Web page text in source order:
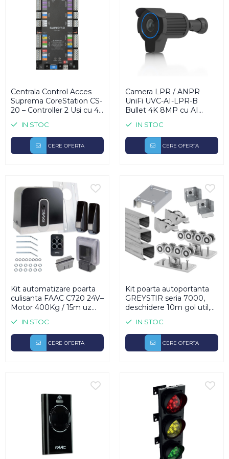
Centrala Control Acces
Suprema CoreStation CS-
20 – Controller 2 Usi cu 4
OSDP V2, Wiegand, AUX
Fire, 500.000 Utilizatori,
TLS 1.2, BioStar X | Birouri,
Spitale si Facilitati fa
IN STOC
CERE OFERTA
Camera LPR / ANPR
UniFi UVC-AI-LPR-B
Bullet 4K 8MP cu AI
Numere Inmatriculare
Reflective si Non-
Reflective Noaptea,
Zoom Optic 3x, IR 15m,
IN STOC
CERE OFERTA
Kit automatizare poarta
culisanta FAAC C720 24V–
Motor 400Kg / 15m uz
strivire, receptor 433MHz,
telecomanda 4 canale,
fotocelule, lampa LED
IN STOC
CERE OFERTA
Kit poarta autoportanta
GREYSTIR seria 7000,
deschidere 10m gol util,
poarta 15m, sina zincata
ranforsata, sistem role,
ghidaj reglabil 0-110mm,
Made in Italy
IN STOC
CERE OFERTA